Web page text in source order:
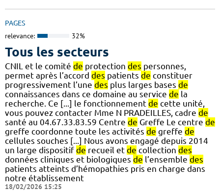
PAGES
relevance: 32%
Tous les secteurs
CNIL et le comité de protection des personnes,
permet après l’accord des patients de constituer
progressivement l’une des plus larges bases de
connaissances dans ce domaine au service de la
recherche. Ce [...] le fonctionnement de cette unité,
vous pouvez contacter Mme N PRADEILLES, cadre de
santé au 04.67.33.83.59 Centre de Greffe Le centre de
greffe coordonne toute les activités de greffe de
cellules souches [...] Nous avons engagé depuis 2014
un large dispositif de recueil et de collection des
données cliniques et biologiques de l’ensemble des
patients atteints d’hémopathies pris en charge dans
notre établissement
18/02/2026 15:25